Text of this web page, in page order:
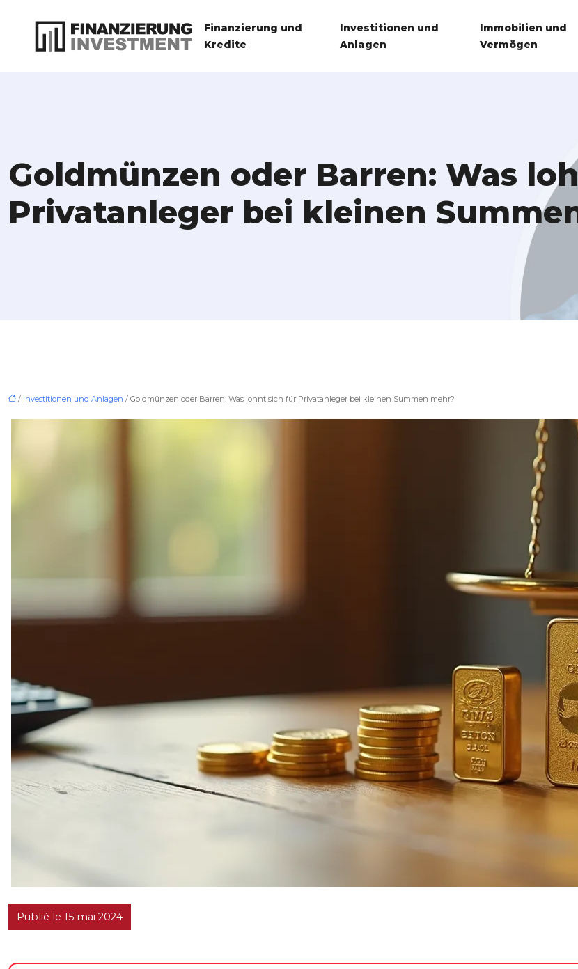
Finanzierung und
Kredite
Investitionen und
Anlagen
Immobilien und
Vermögen
Goldmünzen oder Barren: Was
Privatanleger bei kleinen
/ Investitionen und Anlagen / Goldmünzen oder Barren: Was lohnt sich für Privatanleger bei kleinen Summen mehr?
Publié le 15 mai 2024